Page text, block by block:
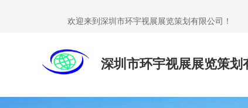
欢迎来到深圳市环宇视展展览策划有限公司！
深圳市环宇视展展览策划